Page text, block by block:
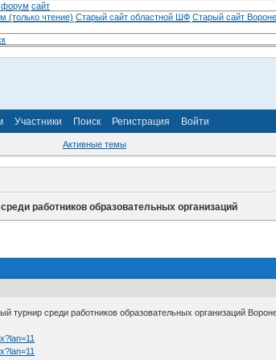
форум сайт
(только чтение) Старый сайт областной ШФ Старый сайт
Участники Поиск Регистрация Войти
Активные темы
работников образовательных организаций
турнир среди работников образовательных организаций